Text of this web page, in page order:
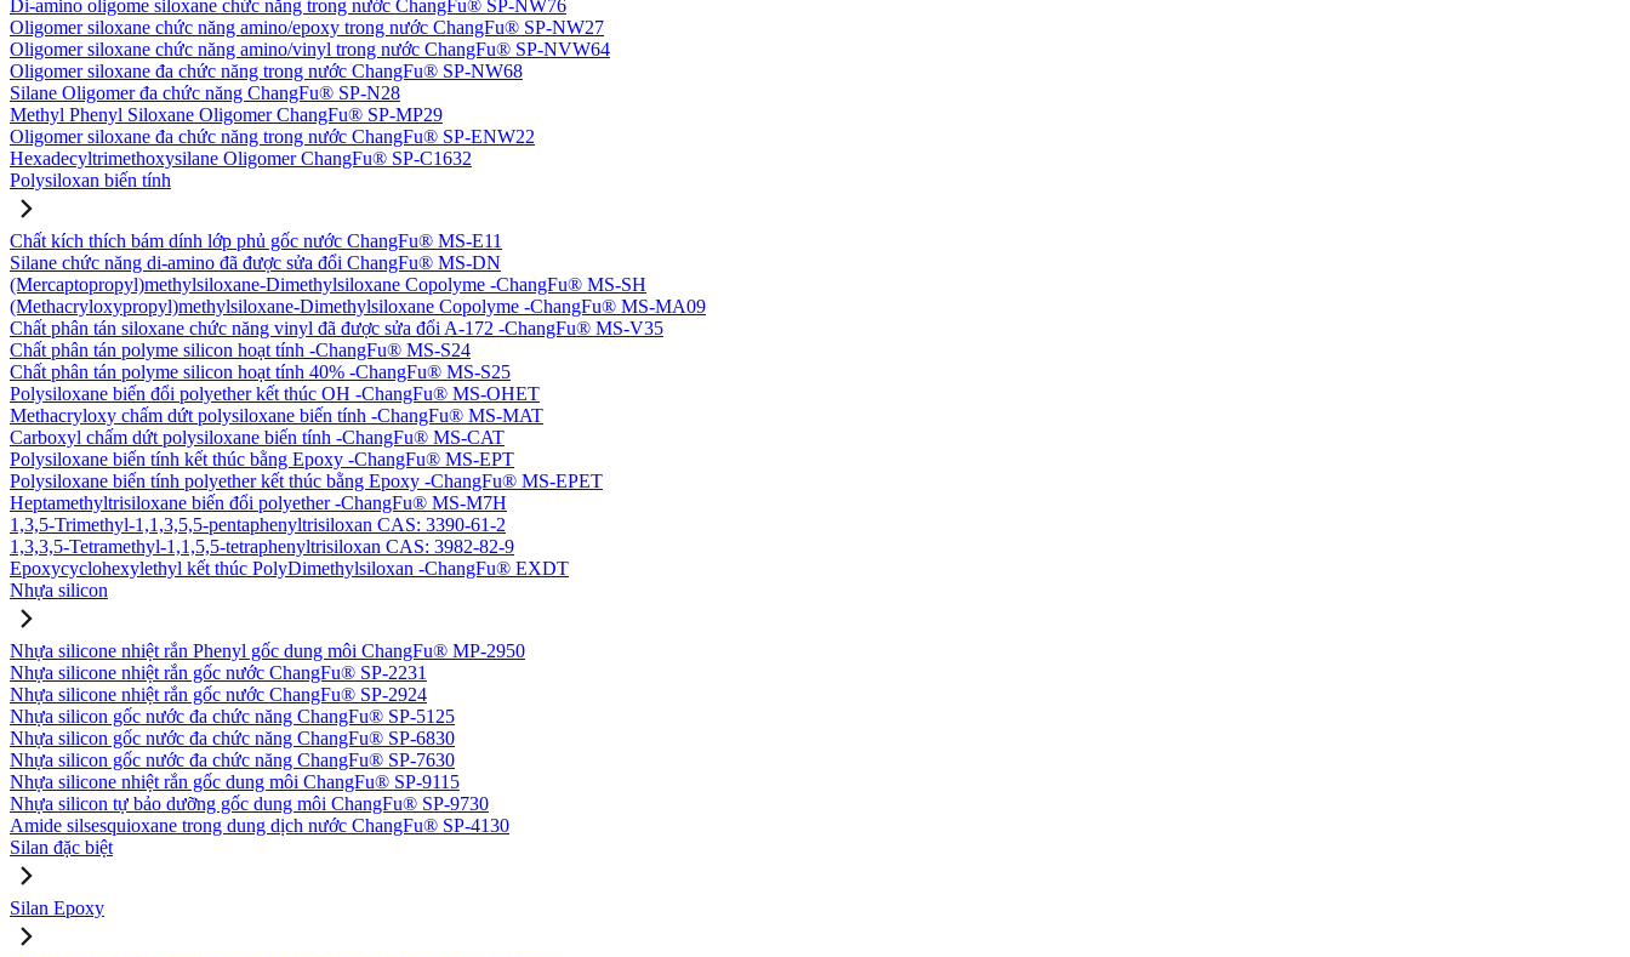
Di-amino oligome siloxane chức năng trong nước ChangFu® SP-NW76
Oligomer siloxane chức năng amino/epoxy trong nước ChangFu® SP-NW27
Oligomer siloxane chức năng amino/vinyl trong nước ChangFu® SP-NVW64
Oligomer siloxane đa chức năng trong nước ChangFu® SP-NW68
Silane Oligomer đa chức năng ChangFu® SP-N28
Methyl Phenyl Siloxane Oligomer ChangFu® SP-MP29
Oligomer siloxane đa chức năng trong nước ChangFu® SP-ENW22
Hexadecyltrimethoxysilane Oligomer ChangFu® SP-C1632
Polysiloxan biến tính
Chất kích thích bám dính lớp phủ gốc nước ChangFu® MS-E11
Silane chức năng di-amino đã được sửa đổi ChangFu® MS-DN
(Mercaptopropyl)methylsiloxane-Dimethylsiloxane Copolyme -ChangFu® MS-SH
(Methacryloxypropyl)methylsiloxane-Dimethylsiloxane Copolyme -ChangFu® MS-MA09
Chất phân tán siloxane chức năng vinyl đã được sửa đổi A-172 -ChangFu® MS-V35
Chất phân tán polyme silicon hoạt tính -ChangFu® MS-S24
Chất phân tán polyme silicon hoạt tính 40% -ChangFu® MS-S25
Polysiloxane biến đổi polyether kết thúc OH -ChangFu® MS-OHET
Methacryloxy chấm dứt polysiloxane biến tính -ChangFu® MS-MAT
Carboxyl chấm dứt polysiloxane biến tính -ChangFu® MS-CAT
Polysiloxane biến tính kết thúc bằng Epoxy -ChangFu® MS-EPT
Polysiloxane biến tính polyether kết thúc bằng Epoxy -ChangFu® MS-EPET
Heptamethyltrisiloxane biến đổi polyether -ChangFu® MS-M7H
1,3,5-Trimethyl-1,1,3,5,5-pentaphenyltrisiloxan CAS: 3390-61-2
1,3,3,5-Tetramethyl-1,1,5,5-tetraphenyltrisiloxan CAS: 3982-82-9
Epoxycyclohexylethyl kết thúc PolyDimethylsiloxan -ChangFu® EXDT
Nhựa silicon
Nhựa silicone nhiệt rắn Phenyl gốc dung môi ChangFu® MP-2950
Nhựa silicone nhiệt rắn gốc nước ChangFu® SP-2231
Nhựa silicone nhiệt rắn gốc nước ChangFu® SP-2924
Nhựa silicon gốc nước đa chức năng ChangFu® SP-5125
Nhựa silicon gốc nước đa chức năng ChangFu® SP-6830
Nhựa silicon gốc nước đa chức năng ChangFu® SP-7630
Nhựa silicone nhiệt rắn gốc dung môi ChangFu® SP-9115
Nhựa silicon tự bảo dưỡng gốc dung môi ChangFu® SP-9730
Amide silsesquioxane trong dung dịch nước ChangFu® SP-4130
Silan đặc biệt
Silan Epoxy